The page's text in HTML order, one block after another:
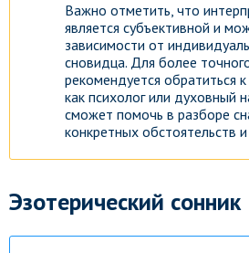
Важно отметить, что
является субъективной и
зависимости от
сновидца. Для более
рекомендуется обратиться
как психолог или духовный
сможет помочь в разборе
конкретных обстоятельств
Эзотерический сонник